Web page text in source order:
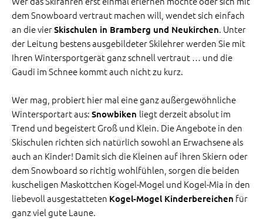
dem Snowboard vertraut machen will, wendet sich einfach
an die vierSkischulen in Bramberg und Neukirchen. Unter
der Leitung bestens ausgebildeter Skilehrer werden Sie mit
Ihren Wintersportgerät ganz schnell vertraut … und die
Gaudi im Schnee kommt auch nicht zu kurz.
Wer mag, probiert hier mal eine ganz außergewöhnliche
Wintersportart aus: Snowbiken liegt derzeit absolut im
Trend und begeistert Groß und Klein. Die Angebote in den
Skischulen richten sich natürlich sowohl an Erwachsene als
auch an Kinder! Damit sich die Kleinen auf ihren Skiern oder
dem Snowboard so richtig wohlfühlen, sorgen die beiden
kuscheligen Maskottchen Kogel-Mogel und Kogel-Mia in den
liebevoll ausgestatteten Kogel-Mogel Kinderbereichen für
ganz viel gute Laune.